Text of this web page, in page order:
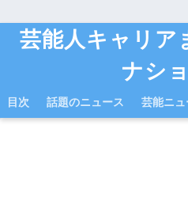
芸能人キャリア
ナシ
目次 話題のニュース 芸能ニュ